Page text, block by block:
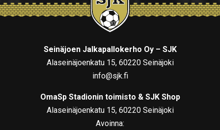
Seinäjoen Jalkapallokerho Oy – SJK
Alaseinäjoenkatu 15, 60220 Seinäjoki
info@sjk.fi
OmaSp Stadionin toimisto & SJK Shop
Alaseinäjoenkatu 15, 60220 Seinäjoki
Avoinna: